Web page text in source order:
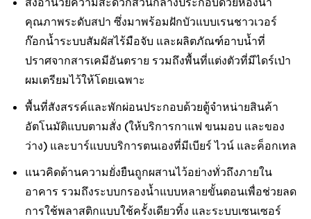
คุณภาพระดับสปา ซึ่งมาพร้อมฝักบัวแบบเรนชาวเวอร์
ก๊อกน้ำระบบสัมผัสไร้มือจับ และผลิตภัณฑ์อาบน้ำที่
ปราศจากสารเคมีอันตราย รวมถึงพื้นที่แต่งตัวที่มีไดร์เป่า
ผมเตรียมไว้ให้โดยเฉพาะ
พื้นที่สังสรรค์และพักผ่อนประกอบด้วยตู้จำหน่ายสินค้า
อัตโนมัติแบบตามสั่ง (ให้บริการกาแฟ ขนมอบ และของ
ว่าง) และบาร์แบบบริการตนเองที่มีเบียร์ ไวน์ และค็อกเทล
แนวคิดด้านความยั่งยืนถูกผสานไว้อย่างทั่วถึงภายใน
อาคาร รวมถึงระบบกรองน้ำแบบหลายขั้นตอนเพื่อช่วยลด
การใช้พลาสติกแบบใช้ครั้งเดียวทิ้ง และระบบเซนเซอร์